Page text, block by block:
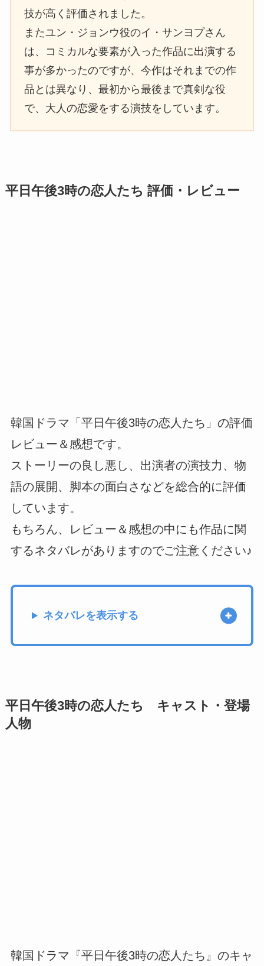
技が高く評価されました。
またユン・ジョンウ役のイ・サンヨプさん
は、コミカルな要素が入った作品に出演する
事が多かったのですが、今作はそれまでの作
品とは異なり、最初から最後まで真剣な役
で、大人の恋愛をする演技をしています。
平日午後3時の恋人たち 評価・レビュー
韓国ドラマ「平日午後3時の恋人たち」の評価
レビュー＆感想です。
ストーリーの良し悪し、出演者の演技力、物
語の展開、脚本の面白さなどを総合的に評価
しています。
もちろん、レビュー＆感想の中にも作品に関
するネタバレがありますのでご注意ください♪
ネタバレを表示する
平日午後3時の恋人たち キャスト・登場
人物
韓国ドラマ『平日午後3時の恋人たち』のキャ